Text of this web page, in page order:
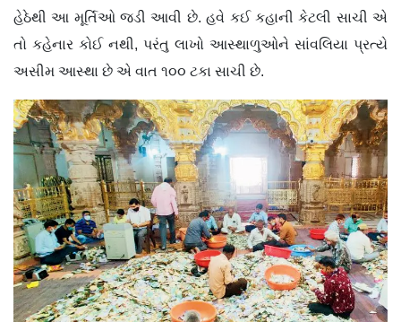
હેઠેથી આ મૂર્તિઓ જડી આવી છે. હવે કઈ કહાની કેટલી સાચી એ
તો કહેનાર કોઈ નથી, પરંતુ લાખો આસ્થાળુઓને સાંવલિયા પ્રત્યે
અસીમ આસ્થા છે એ વાત ૧૦૦ ટકા સાચી છે.